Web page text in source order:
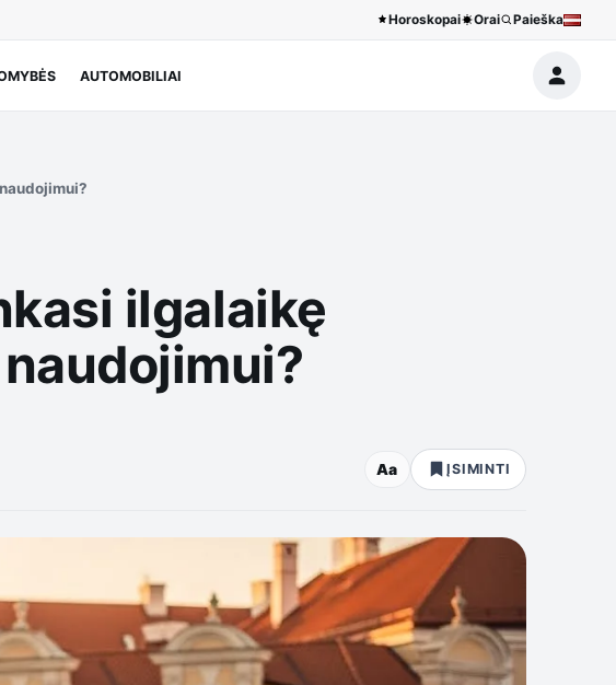
Horoskopai Orai Paieška
AUTOMOBILIAI
ilgalaikę
Aa ĮSIMINTI